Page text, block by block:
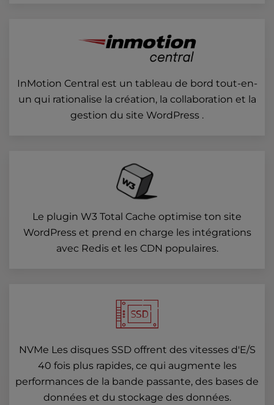
InMotion Central est un tableau de bord tout-en-
un qui rationalise la création, la collaboration et la
gestion du site WordPress .
Le plugin W3 Total Cache optimise ton site
WordPress et prend en charge les intégrations
avec Redis et les CDN populaires.
NVMe Les disques SSD offrent des vitesses d'E/S
40 fois plus rapides, ce qui augmente les
performances de la bande passante, des bases de
données et du stockage des données.